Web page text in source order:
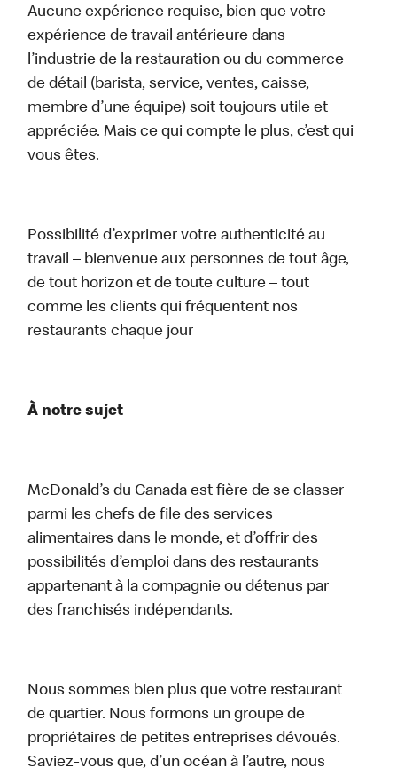
Aucune expérience requise, bien que votre
expérience de travail antérieure dans
l’industrie de la restauration ou du commerce
de détail (barista, service, ventes, caisse,
membre d’une équipe) soit toujours utile et
appréciée. Mais ce qui compte le plus, c’est qui
vous êtes.
Possibilité d’exprimer votre authenticité au
travail – bienvenue aux personnes de tout âge,
de tout horizon et de toute culture – tout
comme les clients qui fréquentent nos
restaurants chaque jour
À notre sujet
McDonald’s du Canada est fière de se classer
parmi les chefs de file des services
alimentaires dans le monde, et d’offrir des
possibilités d’emploi dans des restaurants
appartenant à la compagnie ou détenus par
des franchisés indépendants.
Nous sommes bien plus que votre restaurant
de quartier. Nous formons un groupe de
propriétaires de petites entreprises dévoués.
Saviez-vous que, d’un océan à l’autre, nous